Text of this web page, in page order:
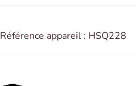
Référence appareil : HSQ228